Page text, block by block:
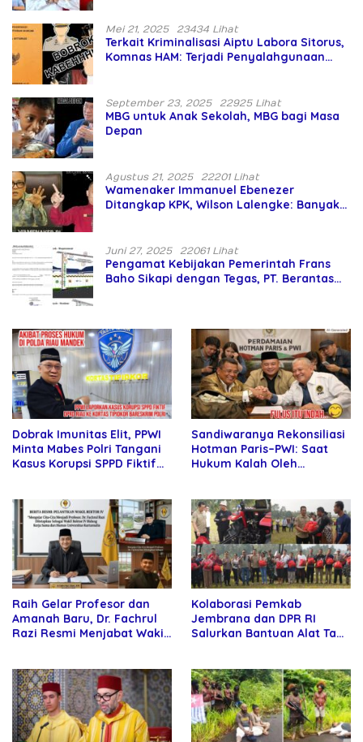
Mei 21, 2025 23434 Lihat
Terkait Kriminalisasi Aiptu Labora Sitorus,
Komnas HAM: Terjadi Penyalahgunaan
September 23, 2025 22925 Lihat
MBG untuk Anak Sekolah, MBG bagi Masa
Depan
Agustus 21, 2025 22201 Lihat
Wamenaker Immanuel Ebenezer
Ditangkap KPK, Wilson Lalengke: Banyak
Juni 27, 2025 22061 Lihat
Pengamat Kebijakan Pemerintah Frans
Baho Sikapi dengan Tegas, PT. Berantas
Dobrak Imunitas Elit, PPWI
Minta Mabes Polri Tangani
Kasus Korupsi SPPD Fiktif
Sandiwaranya Rekonsiliasi
Hotman Paris–PWI: Saat
Hukum Kalah Oleh
Raih Gelar Profesor dan
Amanah Baru, Dr. Fachrul
Razi Resmi Menjabat Wakil
Kolaborasi Pemkab
Jembrana dan DPR RI
Salurkan Bantuan Alat Tani